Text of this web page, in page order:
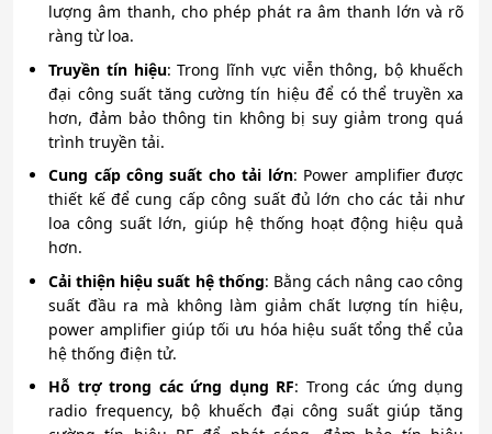
lượng âm thanh, cho phép phát ra âm thanh lớn và rõ
ràng từ loa.
Truyền tín hiệu: Trong lĩnh vực viễn thông, bộ khuếch
đại công suất tăng cường tín hiệu để có thể truyền xa
hơn, đảm bảo thông tin không bị suy giảm trong quá
trình truyền tải.
Cung cấp công suất cho tải lớn: Power amplifier được
thiết kế để cung cấp công suất đủ lớn cho các tải như
loa công suất lớn, giúp hệ thống hoạt động hiệu quả
hơn.
Cải thiện hiệu suất hệ thống: Bằng cách nâng cao công
suất đầu ra mà không làm giảm chất lượng tín hiệu,
power amplifier giúp tối ưu hóa hiệu suất tổng thể của
hệ thống điện tử.
Hỗ trợ trong các ứng dụng RF: Trong các ứng dụng
radio frequency, bộ khuếch đại công suất giúp tăng